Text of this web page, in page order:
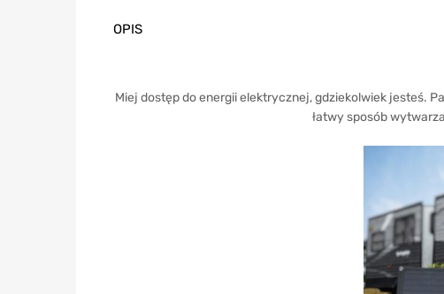
OPIS
Miej dostęp do energii elektrycznej, gdziekolwiek jesteś.
łatwy sposób